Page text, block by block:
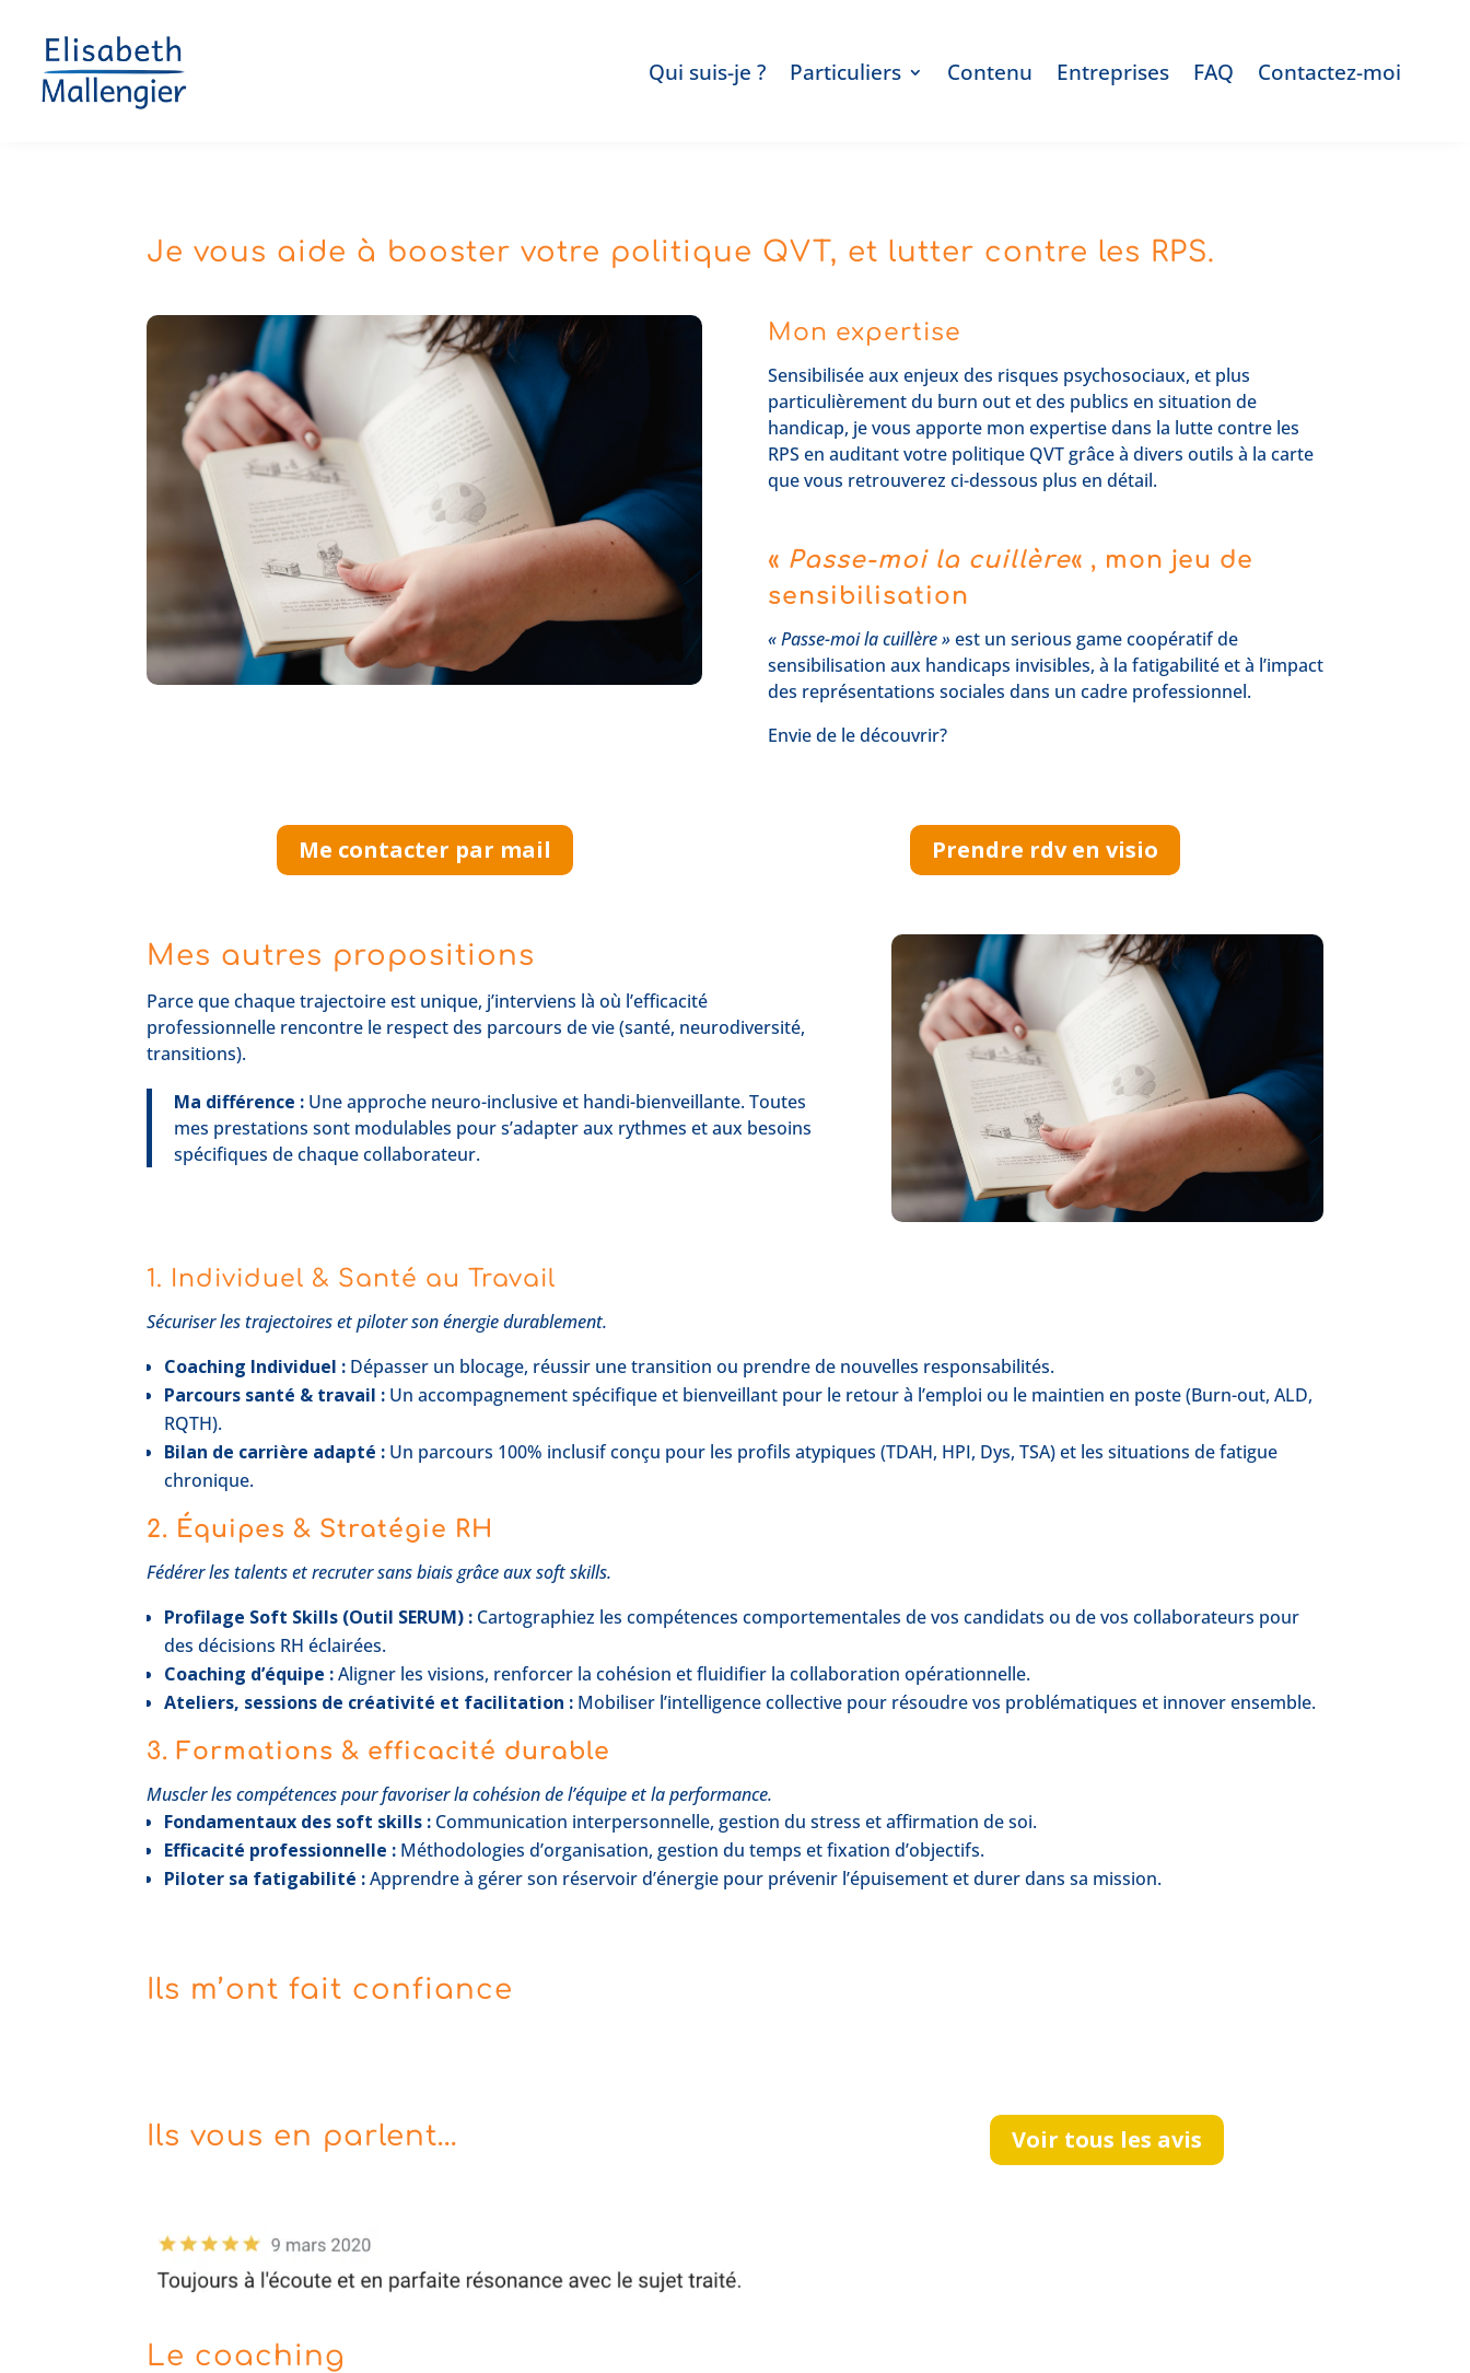
Qui suis-je ? Particuliers Contenu Entreprises FAQ Contactez-moi
Je vous aide à booster votre politique QVT, et lutter contre les RPS.
Mon expertise
Sensibilisée aux enjeux des risques psychosociaux, et plus
particulièrement du burn out et des publics en situation de
handicap, je vous apporte mon expertise dans la lutte contre les
RPS en auditant votre politique QVT grâce à divers outils à la carte
que vous retrouverez ci-dessous plus en détail.
« Passe-moi la cuillère« , mon jeu de
sensibilisation
« Passe-moi la cuillère »est un serious game coopératif de
sensibilisation aux handicaps invisibles, à la fatigabilité et à l’impact
des représentations sociales dans un cadre professionnel.
Envie de le découvrir?
Me contacter par mail Prendre rdv en visio
Mes autres propositions
Parce que chaque trajectoire est unique, j’interviens là où l’efficacité
professionnelle rencontre le respect des parcours de vie (santé, neurodiversité,
transitions).
Ma différence : Une approche neuro-inclusive et handi-bienveillante. Toutes
mes prestations sont modulables pour s’adapter aux rythmes et aux besoins
spécifiques de chaque collaborateur.
1. Individuel & Santé au Travail
Sécuriser les trajectoires et piloter son énergie durablement.
Coaching Individuel : Dépasser un blocage, réussir une transition ou prendre de nouvelles responsabilités.
Parcours santé & travail : Un accompagnement spécifique et bienveillant pour le retour à l’emploi ou le maintien en poste (Burn-out, ALD,
RQTH).
Bilan de carrière adapté : Un parcours 100% inclusif conçu pour les profils atypiques (TDAH, HPI, Dys, TSA) et les situations de fatigue
chronique.
2. Équipes & Stratégie RH
Fédérer les talents et recruter sans biais grâce aux soft skills.
Profilage Soft Skills (Outil SERUM) : Cartographiez les compétences comportementales de vos candidats ou de vos collaborateurs pour
des décisions RH éclairées.
Coaching d’équipe :Aligner les visions, renforcer la cohésion et fluidifier la collaboration opérationnelle.
Ateliers, sessions de créativité et facilitation : Mobiliser l’intelligence collective pour résoudre vos problématiques et innover ensemble.
3. Formations & efficacité durable
Muscler les compétences pour favoriser la cohésion de l’équipe et la performance.
Fondamentaux des soft skills : Communication interpersonnelle, gestion du stress et affirmation de soi.
Efficacité professionnelle : Méthodologies d’organisation, gestion du temps et fixation d’objectifs.
Piloter sa fatigabilité :Apprendre à gérer son réservoir d’énergie pour prévenir l’épuisement et durer dans sa mission.
Ils m’ont fait confiance
Ils vous en parlent… Voir tous les avis
Le coaching